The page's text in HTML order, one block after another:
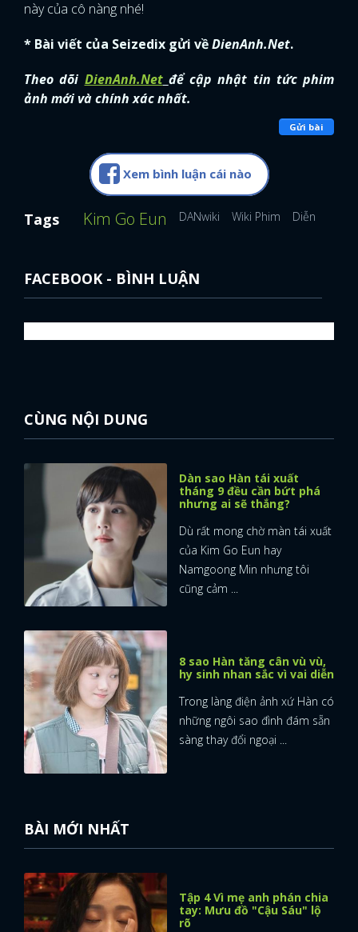
này của cô nàng nhé!
* Bài viết của Seizedix gửi vềDienAnh.Net.
Theo dõi DienAnh.Net để cập nhật tin tức phim
ảnh mới và chính xác nhất.
Gửi bài
Xem bình luận cái nào
Tags Kim Go Eun DANwiki Wiki Phim Diễn viên
FACEBOOK - BÌNH LUẬN
CÙNG NỘI DUNG
Dàn sao Hàn tái xuất
tháng 9 đều cần bứt phá
nhưng ai sẽ thắng?
Dù rất mong chờ màn tái xuất
của Kim Go Eun hay
Namgoong Min nhưng tôi
cũng cảm ...
8 sao Hàn tăng cân vù vù,
hy sinh nhan sắc vì vai diễn
Trong làng điện ảnh xứ Hàn có
những ngôi sao đình đám sẵn
sàng thay đổi ngoại ...
BÀI MỚI NHẤT
Tập 4 Vì mẹ anh phán chia
tay: Mưu đồ "Cậu Sáu" lộ
rõ